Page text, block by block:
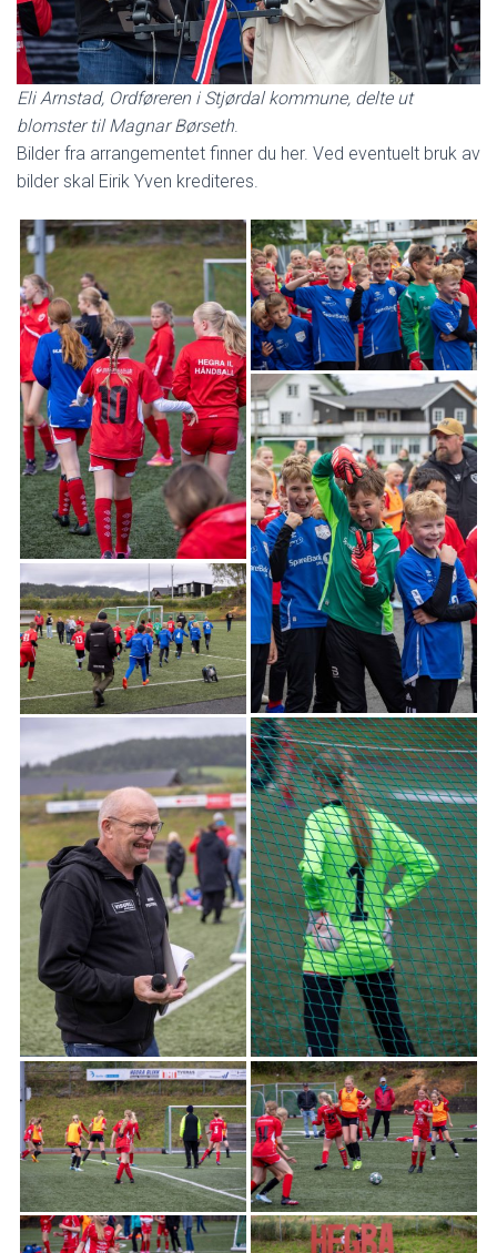
Eli Arnstad, Ordføreren i Stjørdal kommune, delte ut
blomster til Magnar Børseth.
Bilder fra arrangementet finner du her. Ved eventuelt bruk av
bilder skal Eirik Yven krediteres.